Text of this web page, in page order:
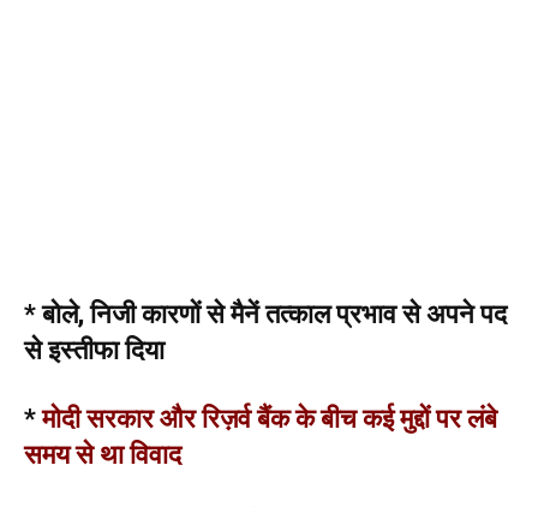
* बोले, निजी कारणों से मैनें तत्काल प्रभाव से अपने पद
से इस्तीफा दिया
*मोदी सरकार और रिज़र्व बैंक के बीच कई मुद्दों पर लंबे
समय से था विवाद